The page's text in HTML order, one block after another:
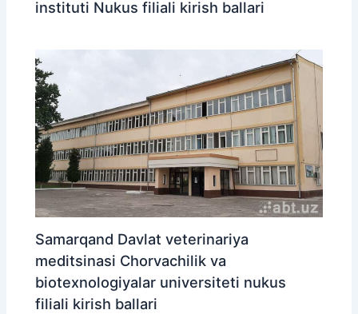
instituti Nukus filiali kirish ballari
Samarqand Davlat veterinariya
meditsinasi Chorvachilik va
biotexnologiyalar universiteti nukus
filiali kirish ballari